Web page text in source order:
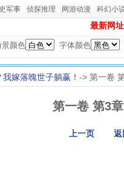
军事 侦探推理 网游动漫 科幻小
最新网
景颜色 字体颜色
嫁落魄世子躺赢！ -> 第一卷
第一卷 第3
上一页 返